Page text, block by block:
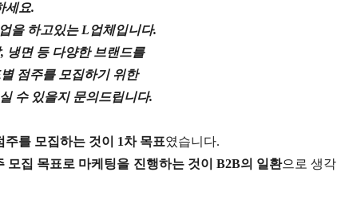
세요.
을 하고있는 L업체입니다.
냉면 등 다양한 브랜드를
점주를 모집하기 위한
수 있을지 문의드립니다.
를 모집하는 것이 1차 목표였습니다.
집 목표로 마케팅을 진행하는 것이 B2B의 일환으로 생각